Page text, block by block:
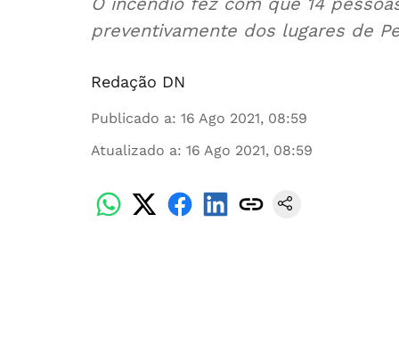
preventivamente dos lugares de
Redação DN
Publicado a: 16 Ago 2021, 08:59
Atualizado a: 16 Ago 2021, 08:59